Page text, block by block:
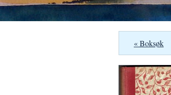
« Boksøk